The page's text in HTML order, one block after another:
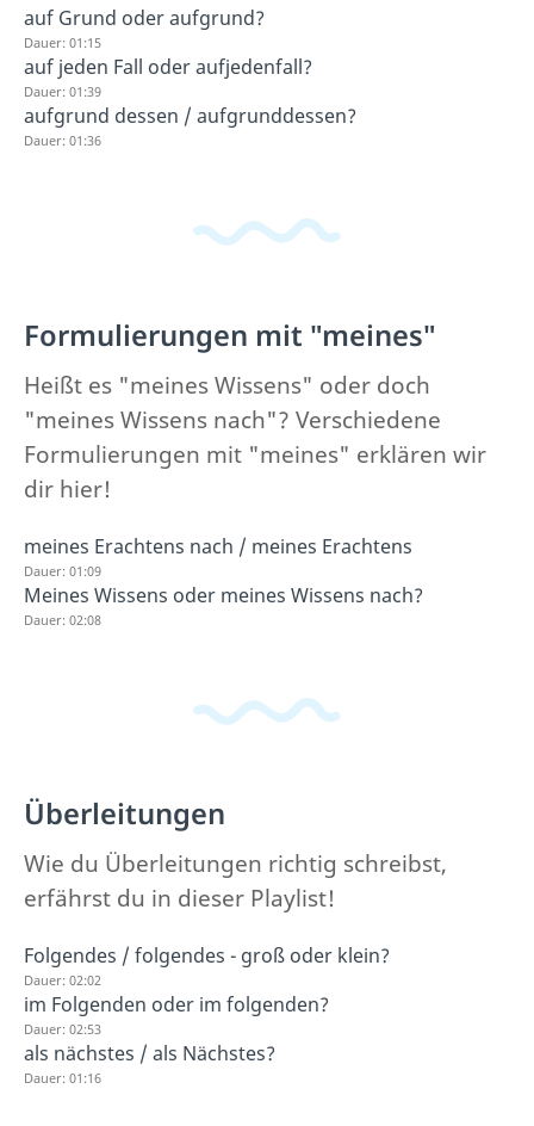
auf Grund oder aufgrund?
Dauer: 01:15
auf jeden Fall oder aufjedenfall?
Dauer: 01:39
aufgrund dessen / aufgrunddessen?
Dauer: 01:36
Formulierungen mit "meines"
Heißt es "meines Wissens" oder doch
"meines Wissens nach"? Verschiedene
Formulierungen mit "meines" erklären wir
dir hier!
meines Erachtens nach / meines Erachtens
Dauer: 01:09
Meines Wissens oder meines Wissens nach?
Dauer: 02:08
Überleitungen
Wie du Überleitungen richtig schreibst,
erfährst du in dieser Playlist!
Folgendes / folgendes - groß oder klein?
Dauer: 02:02
im Folgenden oder im folgenden?
Dauer: 02:53
als nächstes / als Nächstes?
Dauer: 01:16